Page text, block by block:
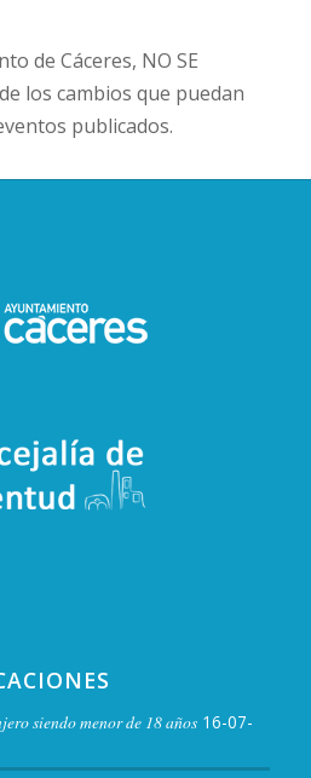
de Cáceres, NO SE
los cambios que puedan
publicados.
siendo menor de 18 años 16-07-